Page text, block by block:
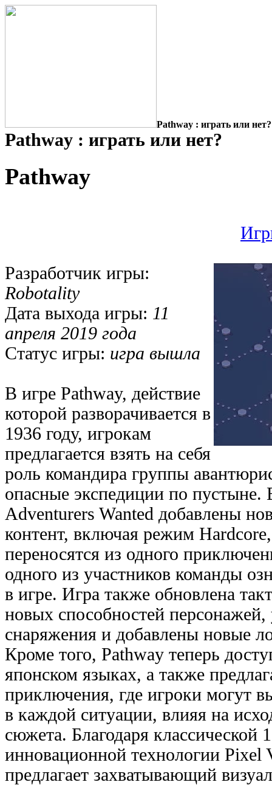
Pathway : играть или нет?
Pathway : играть или нет?
Pathway
Разработчик игры:
Robotality
Дата выхода игры: 11
апреля 2019 года
Статус игры: игра вышла
В игре Pathway, действие
которой разворачивается в
1936 году, игрокам
предлагается взять на себя
роль командира группы
опасные экспедиции по
Adventurers Wanted добавлены
контент, включая режим
переносятся из одного
одного из участников команды
в игре. Игра также обновлена
новых способностей
снаряжения и добавлены новые
Кроме того, Pathway теперь
японском языках, а также
приключения, где игроки могут
в каждой ситуации, влияя на
сюжета. Благодаря классической
инновационной технологии Pixel
предлагает захватывающий